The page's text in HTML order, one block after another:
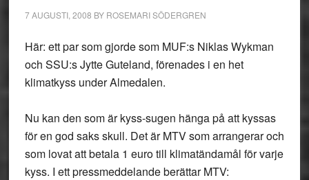
7 AUGUSTI, 2008 BY ROSEMARI SÖDERGREN
Här: ett par som gjorde som MUF:s Niklas Wykman
och SSU:s Jytte Guteland, förenades i en het
klimatkyss under Almedalen.
Nu kan den som är kyss-sugen hänga på att kyssas
för en god saks skull. Det är MTV som arrangerar och
som lovat att betala 1 euro till klimatändamål för varje
kyss. I ett pressmeddelande berättar MTV: